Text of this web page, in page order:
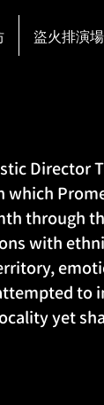
盜火排演場
Director
which
through
with
to
yet